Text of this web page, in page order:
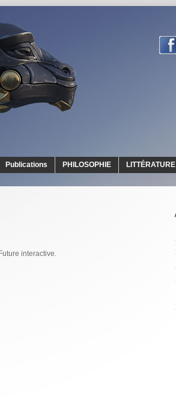
Publications PHILOSOPHIE LITTÉRATURE
interactive.